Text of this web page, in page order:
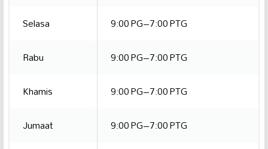
Selasa
9:00 PG–7:00 PTG
Rabu
9:00 PG–7:00 PTG
Khamis
9:00 PG–7:00 PTG
Jumaat
9:00 PG–7:00 PTG